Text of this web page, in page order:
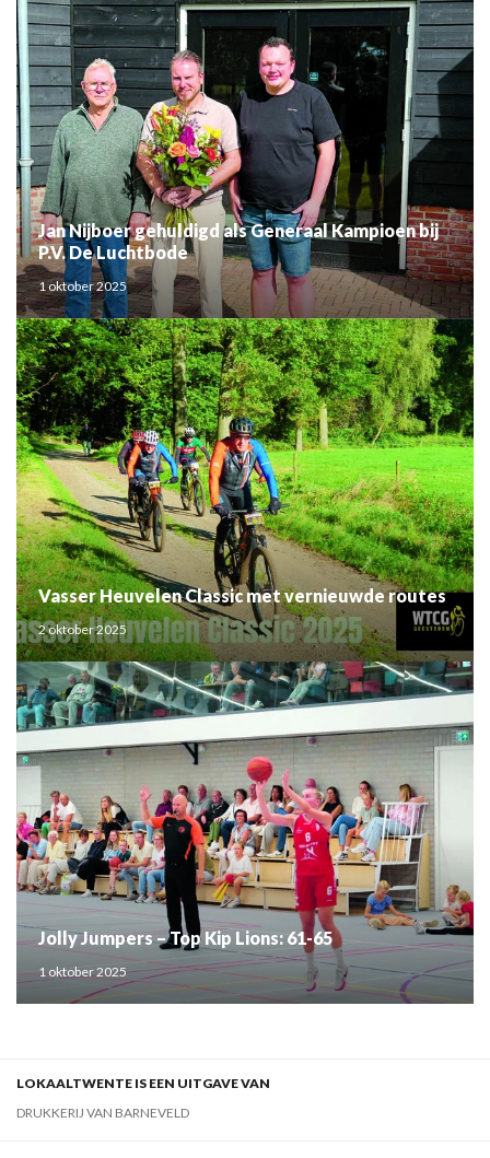
Jan Nijboer gehuldigd als Generaal Kampioen bij
P.V. De Luchtbode
1 oktober 2025
Vasser Heuvelen Classic met vernieuwde routes
2 oktober 2025
Jolly Jumpers – Top Kip Lions: 61-65
1 oktober 2025
LOKAALTWENTE IS EEN UITGAVE VAN
DRUKKERIJ VAN BARNEVELD